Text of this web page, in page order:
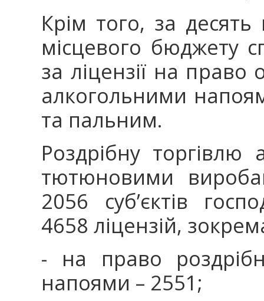
Крім того, за
місцевого бюджету
за ліцензії на право
алкогольними
та пальним.
Роздрібну
тютюновими
2056 суб’єктів
4658 ліцензій,
- на право
напоями – 2551;